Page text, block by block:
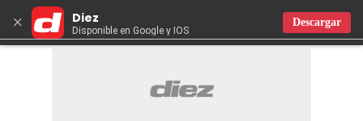
× Diez
Disponible en Google y IOS
Descargar